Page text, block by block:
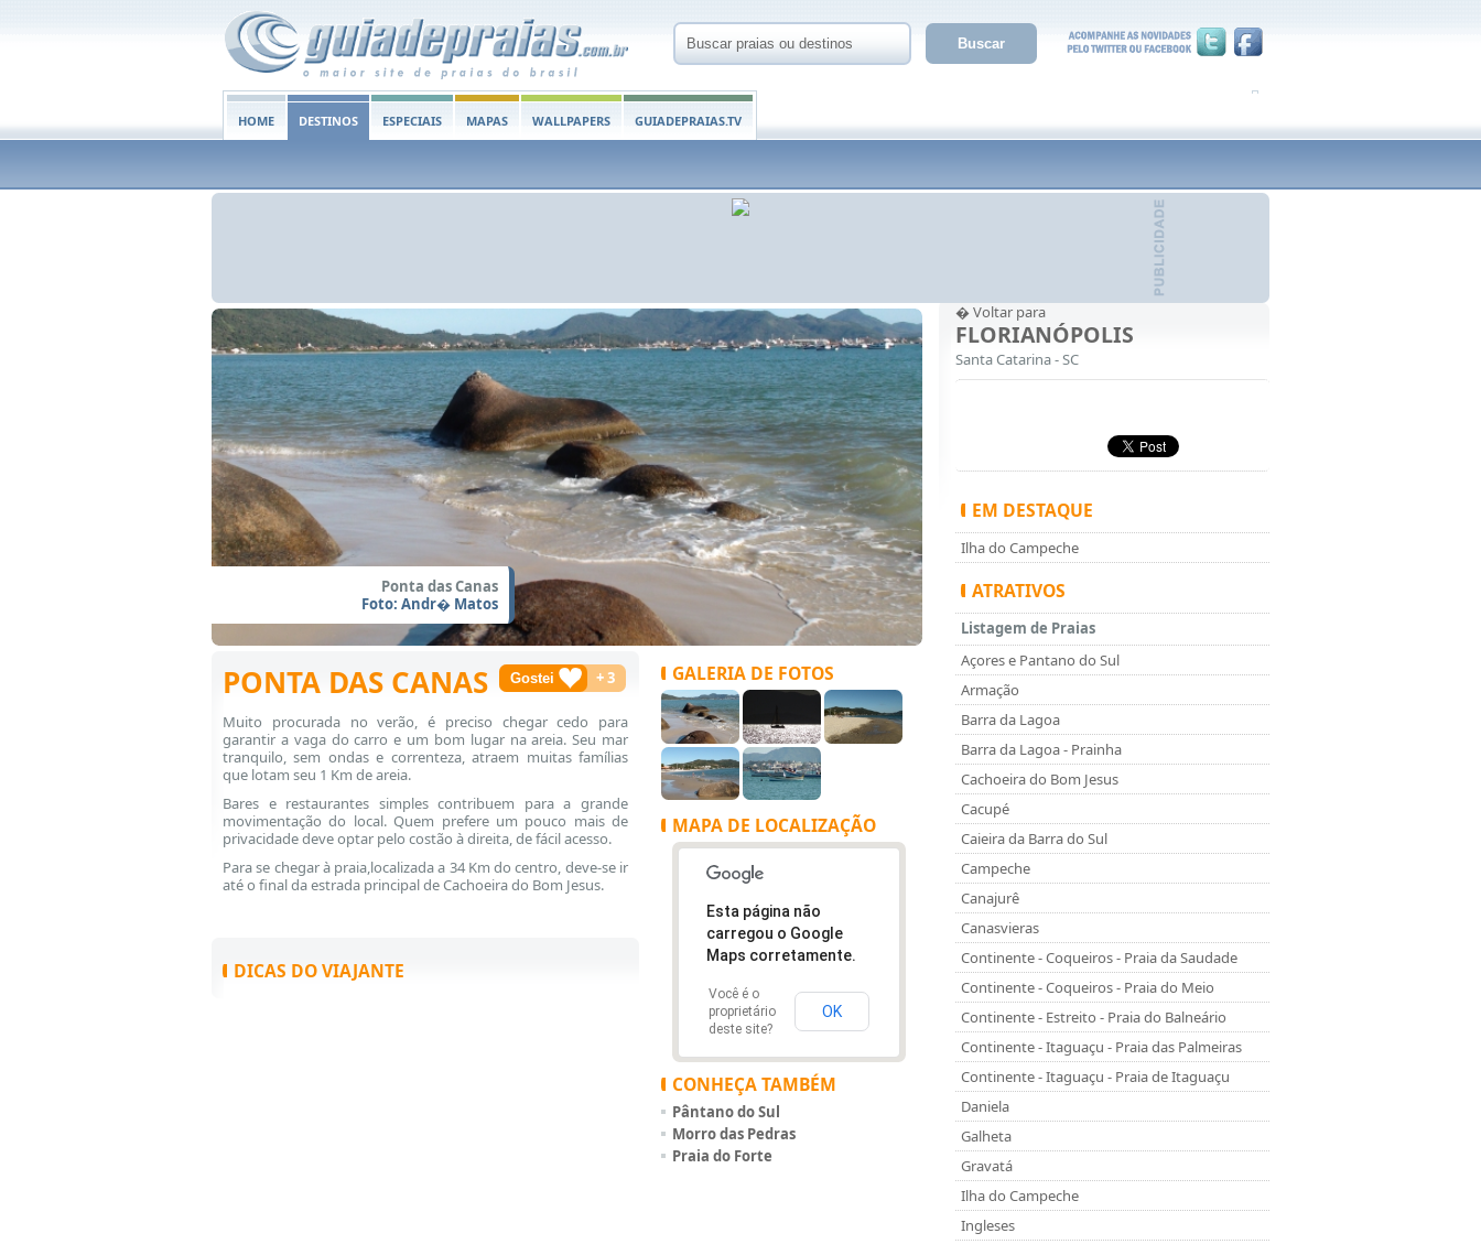
HOME DESTINOS ESPECIAIS MAPAS WALLPAPERS GUIADEPRAIAS.TV
� Voltar para
FLORIANÓPOLIS
Santa Catarina - SC
EM DESTAQUE
Ilha do Campeche
ATRATIVOS
Listagem de Praias
Açores e Pantano do Sul
Armação
Barra da Lagoa
Barra da Lagoa - Prainha
Cachoeira do Bom Jesus
Cacupé
Caieira da Barra do Sul
Campeche
Canajurê
Canasvieras
Continente - Coqueiros - Praia da Saudade
Continente - Coqueiros - Praia do Meio
Continente - Estreito - Praia do Balneário
Continente - Itaguaçu - Praia das Palmeiras
Continente - Itaguaçu - Praia de Itaguaçu
Daniela
Galheta
Gravatá
Ilha do Campeche
Ingleses
Ponta das Canas
Foto: Andr� Matos
GALERIA DE FOTOS
MAPA DE LOCALIZAÇÃO
Esta página não
carregou o Google
Maps corretamente.
Você é o
proprietário
deste site?
OK
CONHEÇA TAMBÉM
Pântano do Sul
Morro das Pedras
Praia do Forte
+3
PONTA DAS CANAS
Muito procurada no verão, é preciso chegar cedo para
garantir a vaga do carro e um bom lugar na areia. Seu mar
tranquilo, sem ondas e correnteza, atraem muitas famílias
que lotam seu 1 Km de areia.
Bares e restaurantes simples contribuem para a grande
movimentação do local. Quem prefere um pouco mais de
privacidade deve optar pelo costão à direita, de fácil acesso.
Para se chegar à praia,localizada a 34 Km do centro, deve-se ir
até o final da estrada principal de Cachoeira do Bom Jesus.
DICAS DO VIAJANTE